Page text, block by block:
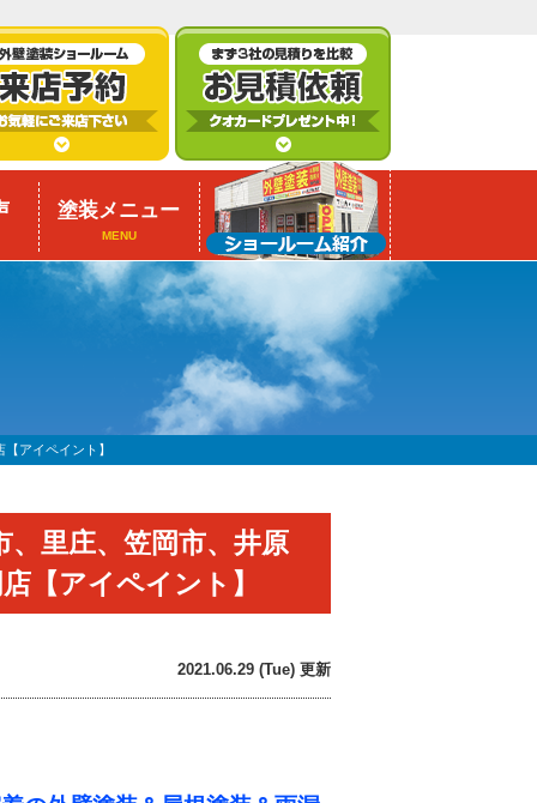
塗装メニュー
MENU
アイペイント】
里庄、笠岡市、井原
【アイペイント】
2021.06.29 (Tue) 更新